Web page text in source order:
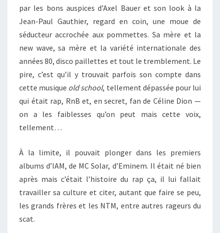
par les bons auspices d’Axel Bauer et son look à la
Jean-Paul Gauthier, regard en coin, une moue de
séducteur accrochée aux pommettes. Sa mère et la
new wave, sa mère et la variété internationale des
années 80, disco paillettes et tout le tremblement. Le
pire, c’est qu’il y trouvait parfois son compte dans
cette musique old school, tellement dépassée pour lui
qui était rap, RnB et, en secret, fan de Céline Dion —
on a les faiblesses qu’on peut mais cette voix,
tellement…
À la limite, il pouvait plonger dans les premiers
albums d’IAM, de MC Solar, d’Eminem. Il était né bien
après mais c’était l’histoire du rap ça, il lui fallait
travailler sa culture et citer, autant que faire se peu,
les grands frères et les NTM, entre autres rageurs du
scat.